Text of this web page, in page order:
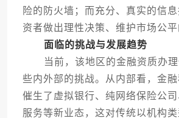
险的防火墙；而充分、真实的信
资者做出理性决策、维护市场公平
面临的挑战与发展趋势
当前，该地区的金融资质办理
些内外部的挑战。从内部看，金融
催生了虚拟银行、纯网络保险公
服务等新业态，这对传统以机构